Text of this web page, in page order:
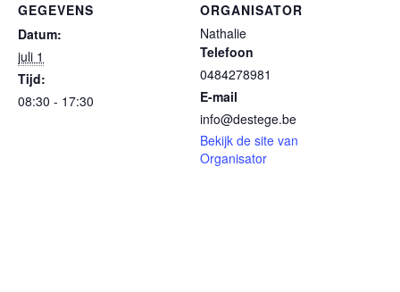
GEGEVENS
Datum:
juli 1
Tijd:
08:30 - 17:30
ORGANISATOR
Nathalie
Telefoon
0484278981
E-mail
info@destege.be
Bekijk de site van
Organisator